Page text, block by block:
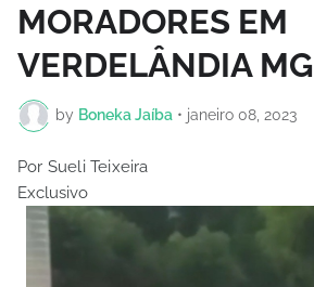
MORADORES EM
VERDELÂNDIA MG
by Boneka Jaíba • janeiro 08, 2023
Por Sueli Teixeira
Exclusivo